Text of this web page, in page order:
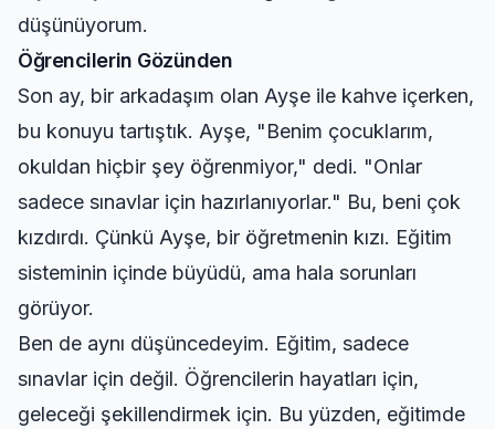
düşünüyorum.
Öğrencilerin Gözünden
Son ay, bir arkadaşım olan Ayşe ile kahve içerken,
bu konuyu tartıştık. Ayşe, "Benim çocuklarım,
okuldan hiçbir şey öğrenmiyor," dedi. "Onlar
sadece sınavlar için hazırlanıyorlar." Bu, beni çok
kızdırdı. Çünkü Ayşe, bir öğretmenin kızı. Eğitim
sisteminin içinde büyüdü, ama hala sorunları
görüyor.
Ben de aynı düşüncedeyim. Eğitim, sadece
sınavlar için değil. Öğrencilerin hayatları için,
geleceği şekillendirmek için. Bu yüzden, eğitimde